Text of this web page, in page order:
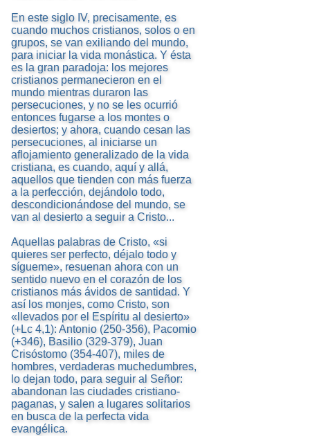
En este siglo IV, precisamente, es
cuando muchos cristianos, solos o en
grupos, se van exiliando del mundo,
para iniciar la vida monástica. Y ésta
es la gran paradoja: los mejores
cristianos permanecieron en el
mundo mientras duraron las
persecuciones, y no se les ocurrió
entonces fugarse a los montes o
desiertos; y ahora, cuando cesan las
persecuciones, al iniciarse un
aflojamiento generalizado de la vida
cristiana, es cuando, aquí y allá,
aquellos que tienden con más fuerza
a la perfección, dejándolo todo,
descondicionándose del mundo, se
van al desierto a seguir a Cristo...
Aquellas palabras de Cristo, «si
quieres ser perfecto, déjalo todo y
sígueme», resuenan ahora con un
sentido nuevo en el corazón de los
cristianos más ávidos de santidad. Y
así los monjes, como Cristo, son
«llevados por el Espíritu al desierto»
(+Lc 4,1): Antonio (250-356), Pacomio
(+346), Basilio (329-379), Juan
Crisóstomo (354-407), miles de
hombres, verdaderas muchedumbres,
lo dejan todo, para seguir al Señor:
abandonan las ciudades cristiano-
paganas, y salen a lugares solitarios
en busca de la perfecta vida
evangélica.